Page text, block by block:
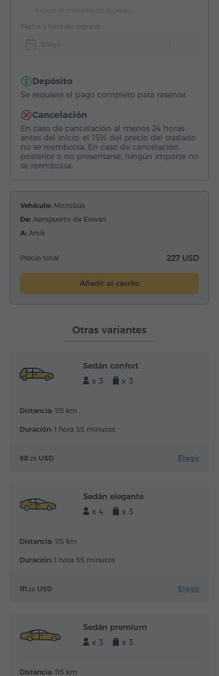
Fecha y hora de regreso
Elegir
Depósito
Se requiere el pago completo para reservar.
Cancelación
En caso de cancelación al menos 24 horas
antes del inicio, el 15% del precio del traslado
no se reembolsa. En caso de cancelación
posterior o no presentarse, ningún importe no
se reembolsa.
Vehículo: Microbús
De: Aeropuerto de Ereván
A: Artik
Precio total 227 USD
Añadir al carrito
Otras variantes
Sedán confort
x 3
x 3
Distancia: 115 km
Duración: 1 hora 55 minutos
88.25 USD Elegir
Sedán elegante
x 4
x 3
Distancia: 115 km
Duración: 1 hora 55 minutos
111.28 USD Elegir
Sedán premium
x 3
x 3
Distancia: 115 km